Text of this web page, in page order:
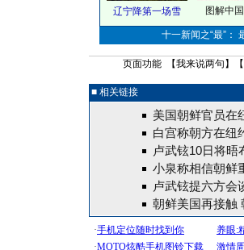
辽宁降第一场雪 图解中
十一新闻之“最”：
页面功能 【我来说两句 】【
■ 相关链接
美国朝鲜官员在
白宫称朝方在纽
卢武铉10日将晤
小泉称相信朝鲜
卢武铉提六方会
朝鲜美国再接触